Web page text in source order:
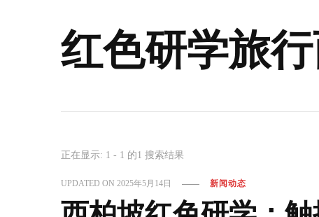
红色研学旅
正在显示: 1 - 1 的1 搜索结果
UPDATED ON2025年5月14日 新闻动态